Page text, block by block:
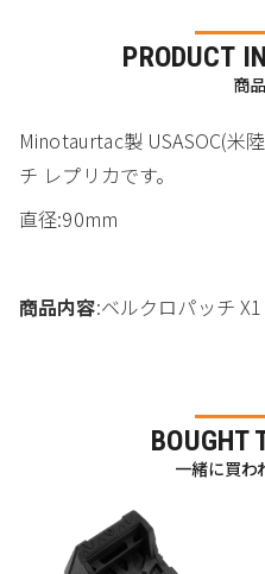
PRODUCT
商
Minotaurtac製 USASOC(米
チ レプリカです。
直径:90mm
商品内容:ベルクロパッチ X1
BOUGHT
一緒に買わ